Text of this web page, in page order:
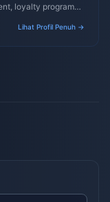
loyalty programs,
Lihat Profil Penuh →